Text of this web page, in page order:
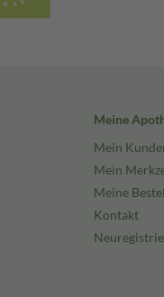
Meine
Mein
Mein
Meine
Kontakt